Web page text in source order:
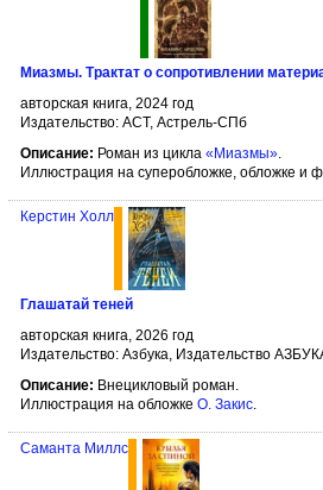
Миазмы. Трактат о сопротивлении
авторская книга, 2024 год
Издательство: АСТ, Астрель-СПб
Описание: Роман из цикла «Миазмы»
Иллюстрация на суперобложке, обложке и
Керстин Холл
Глашатай теней
авторская книга, 2026 год
Издательство: Азбука, Издательство
Описание: Внецикловый роман.
Иллюстрация на обложке О. Закис.
Саманта Миллс